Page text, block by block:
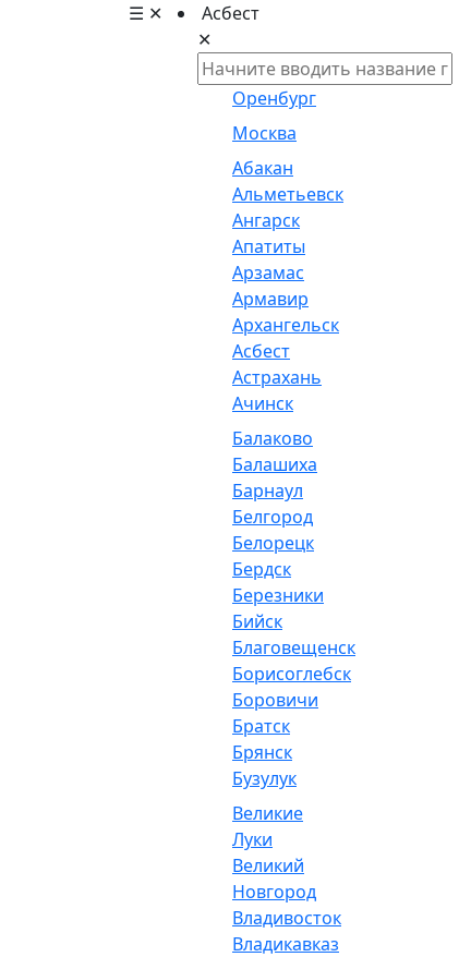
☰ ✕
Асбест
✕
Оренбург
Москва
Абакан
Альметьевск
Ангарск
Апатиты
Арзамас
Армавир
Архангельск
Асбест
Астрахань
Ачинск
Балаково
Балашиха
Барнаул
Белгород
Белорецк
Бердск
Березники
Бийск
Благовещенск
Борисоглебск
Боровичи
Братск
Брянск
Бузулук
Великие
Луки
Великий
Новгород
Владивосток
Владикавказ